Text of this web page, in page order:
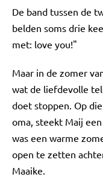
De band tussen de
belden soms drie
met: love you!"
Maar in de zomer
wat de liefdevolle
doet stoppen. Op
oma, steekt Maij
was een warme
open te zetten
Maaike.